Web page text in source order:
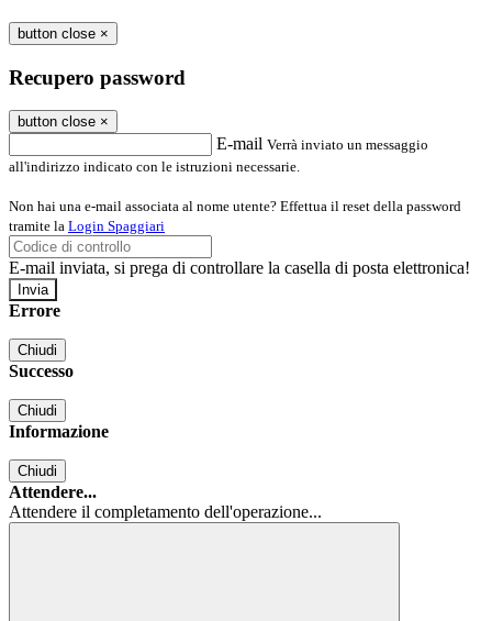
button close ×
Recupero password
button close ×
E-mail Verrà inviato un messaggio
all'indirizzo indicato con le istruzioni necessarie.
Non hai una e-mail associata al nome utente? Effettua il reset della password
tramite la Login Spaggiari
E-mail inviata, si prega di controllare la casella di posta elettronica!
Errore
Chiudi
Successo
Chiudi
Informazione
Chiudi
Attendere...
Attendere il completamento dell'operazione...